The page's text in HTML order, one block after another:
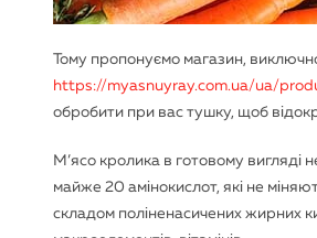
Тому пропонуємо магазин,
https://myasnuyray.com.ua/ua/
обробити при вас тушку, щоб
М’ясо кролика в готовому вигляді
майже 20 амінокислот, які не
складом поліненасичених жирних